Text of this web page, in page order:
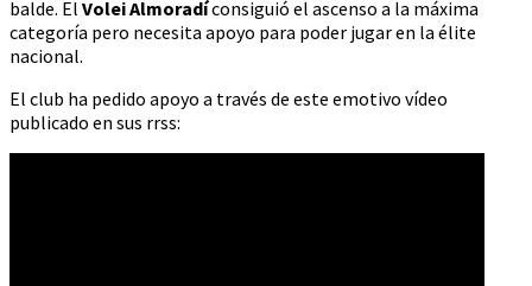
balde. El Volei Almoradíconsiguió el ascenso a la máxima
categoría pero necesita apoyo para poder jugar en la élite
nacional.
El club ha pedido apoyo a través de este emotivo vídeo
publicado en sus rrss: